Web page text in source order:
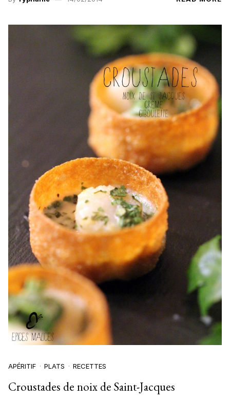
APÉRITIF PLATS RECETTES
Croustades de noix de Saint-Jacques